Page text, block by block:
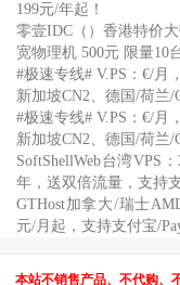
199元/年起！
零壹IDC（）香港特价
宽物理机 500元 限量10
#极速专线# V.PS：€/月
新加坡CN2、德国/荷兰
#极速专线# V.PS：€/月
新加坡CN2、德国/荷兰
SoftShellWeb台湾VPS
年，送双倍流量，支持
GTHost加拿大/瑞士
元/月起，支持支付宝/
本站不销售产品、不代购、